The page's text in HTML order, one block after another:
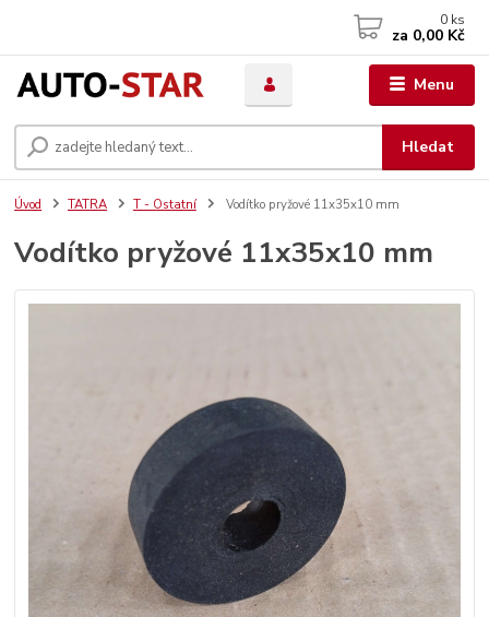
Menu
Hledat
0 ks
za 0,00 Kč
Úvod TATRA T - Ostatní Vodítko pryžové 11x35x10 mm
Vodítko pryžové 11x35x10 mm